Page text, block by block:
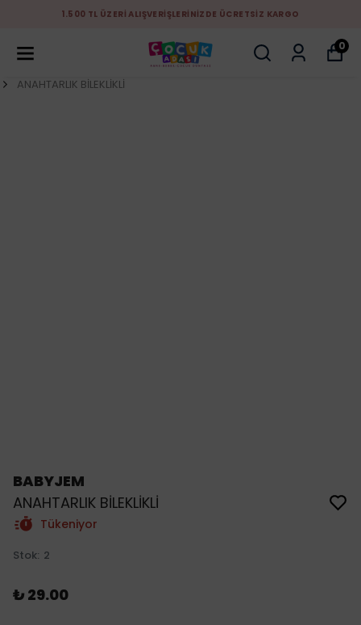
1.500 TL ÜZERİ ALIŞVERİŞLERİNİZDE ÜCRETSİZ KARGO
0
ANAHTARLIK BİLEKLİKLİ
BABYJEM
ANAHTARLIK BİLEKLİKLİ
Tükeniyor
Stok: 2
₺ 29.00